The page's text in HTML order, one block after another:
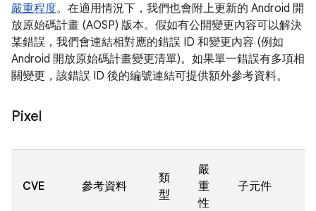
嚴重程度。在適用情況下，我們也會附上更新的 Android 開
放原始碼計畫 (AOSP) 版本。假如有公開變更內容可以解決
某錯誤，我們會連結相對應的錯誤 ID 和變更內容 (例如
Android 開放原始碼計畫變更清單)。如果單一錯誤有多項相
關變更，該錯誤 ID 後的編號連結可提供額外參考資料。
Pixel
CVE 參考資料
類
型
嚴
重
性
子元件